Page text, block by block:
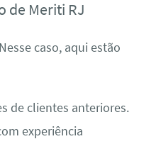
de Meriti RJ
caso, aqui estão
de clientes anteriores.
experiência